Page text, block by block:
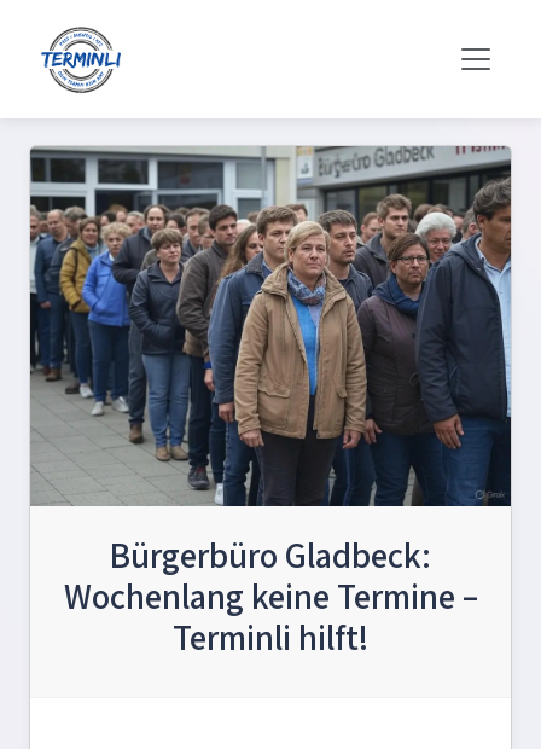
Bürgerbüro Gladbeck:
Wochenlang keine Termine –
Terminli hilft!